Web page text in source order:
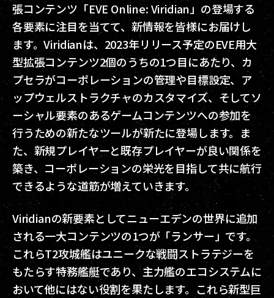
張コンテンツ「EVE Online: Viridian」の登場する
各要素に注目を当てて、新情報を皆様にお届けし
ます。Viridianは、2023年リリース予定のEVE用大
型拡張コンテンツ2個のうちの1つ目にあたり、カ
プセラがコーポレーションの管理や目標設定、ア
ップウェルストラクチャのカスタマイズ、そしてソ
ーシャル要素のあるゲームコンテンツへの参加を
行うための新たなツールが新たに登場します。ま
た、新規プレイヤーと既存プレイヤーが良い関係を
築き、コーポレーションの栄光を目指して共に航行
できるような道筋が増えていきます。
Viridianの新要素としてニューエデンの世界に追加
される一大コンテンツの1つが「ランサー」です。
これらT2攻城艦はユニークな戦闘ストラテジーを
もたらす特務艦艇であり、主力艦のエコシステムに
おいて他にはない役割を果たします。これら新型巨